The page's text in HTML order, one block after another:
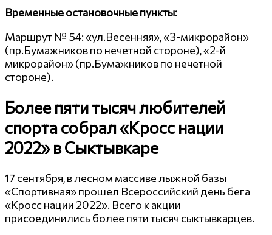
Временные остановочные пункты:
Маршрут № 54: «ул.Весенняя», «3-микрорайон»
(пр.Бумажников по нечетной стороне), «2-й
микрорайон» (пр.Бумажников по нечетной
стороне).
Более пяти тысяч любителей
спорта собрал «Кросс нации
2022» в Сыктывкаре
17 сентября, в лесном массиве лыжной базы
«Спортивная» прошел Всероссийский день бега
«Кросс нации 2022». Всего к акции
присоединились более пяти тысяч сыктывкарцев.